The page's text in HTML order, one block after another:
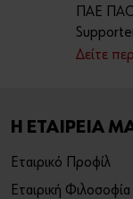
ΠΑΕ
Δείτε
Η ΕΤΑΙΡΕΙΑ
Εταιρικό Προφίλ
Εταιρική Φιλοσοφία